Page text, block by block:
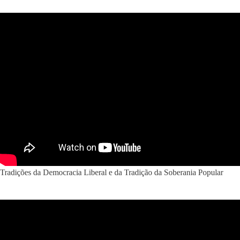
Tradições da Democracia Liberal e da Tradição da Soberania Popular